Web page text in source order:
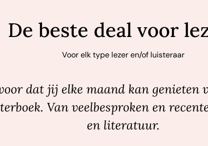
De beste deal voor
Voor elk type lezer en/of luisteraar
dat jij elke maand kan genieten
Van veelbesproken en
en literatuur.